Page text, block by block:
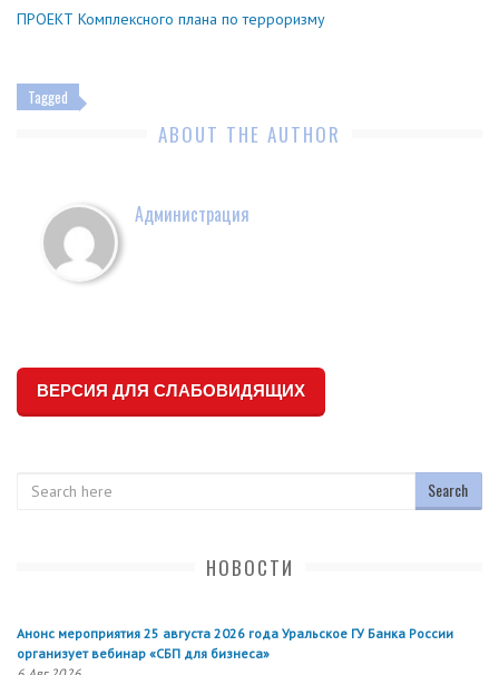
ПРОЕКТ Комплексного плана по терроризму
Tagged
ABOUT THE AUTHOR
Администрация
ВЕРСИЯ ДЛЯ СЛАБОВИДЯЩИХ
НОВОСТИ
Анонс мероприятия 25 августа 2026 года Уральское ГУ Банка России
организует вебинар «СБП для бизнеса»